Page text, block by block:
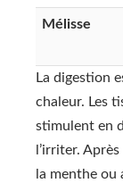
Mélisse
La digestion
chaleur. Les
stimulent en
l’irriter.
la menthe